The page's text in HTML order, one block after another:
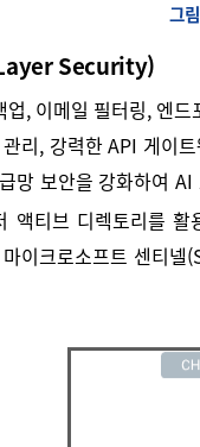
그
Security)
, 이메일 필터링, 엔
리, 강력한 API 게이
망 보안을 강화하여
액티브 디렉토리를
이크로소프트 센티넬